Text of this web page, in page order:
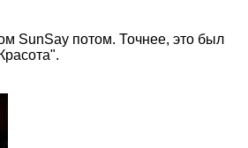
SunSay потом. Точнее, это был